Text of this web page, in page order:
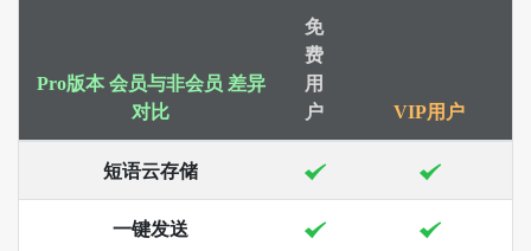
Pro版本 会员与非会员 差异
对比
免
费
用
户
VIP用户
短语云存储
一键发送